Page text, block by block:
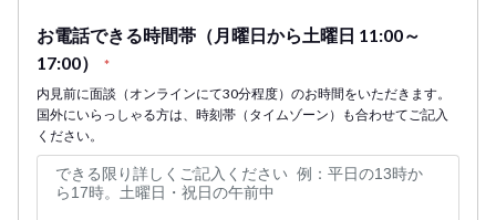
お電話できる時間帯（月曜日から土曜日 11:00～
17:00）
*
内見前に面談（オンラインにて30分程度）のお時間をいただきます。
国外にいらっしゃる方は、時刻帯（タイムゾーン）も合わせてご記入
ください。